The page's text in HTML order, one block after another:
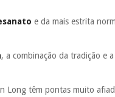
e da mais estrita
, a combinação da tradição e
Long têm pontas muito